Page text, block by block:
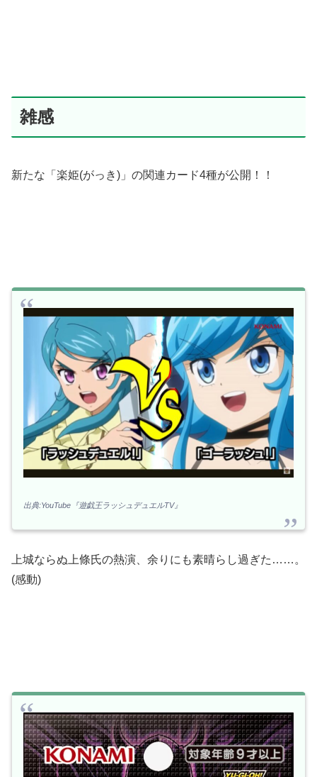
雑感
新たな「楽姫(がっき)」の関連カード4種が公開！！
出典:YouTube『遊戯王ラッシュデュエルTV』
上城ならぬ上條氏の熱演、余りにも素晴らし過ぎた……。
(感動)